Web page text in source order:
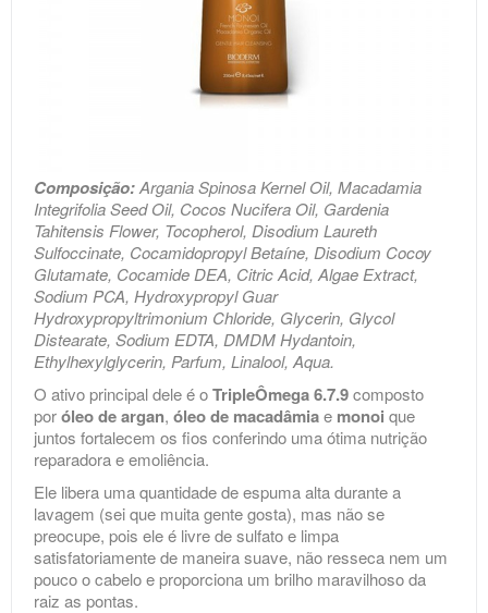
Composição:Argania Spinosa Kernel Oil, Macadamia
Integrifolia Seed Oil, Cocos Nucifera Oil, Gardenia
Tahitensis Flower, Tocopherol, Disodium Laureth
Sulfoccinate, Cocamidopropyl Betaíne, Disodium Cocoy
Glutamate, Cocamide DEA, Citric Acid, Algae Extract,
Sodium PCA, Hydroxypropyl Guar
Hydroxypropyltrimonium Chloride, Glycerin, Glycol
Distearate, Sodium EDTA, DMDM Hydantoin,
Ethylhexylglycerin, Parfum, Linalool, Aqua.
O ativo principal dele é oTripleÔmega 6.7.9composto
poróleo de argan, óleo de macadâmiae monoi que
juntos fortalecem os fios conferindo uma ótima nutrição
reparadora e emoliência.
Ele libera uma quantidade de espuma alta durante a
lavagem (sei que muita gente gosta), mas não se
preocupe, pois ele é livre de sulfato e limpa
satisfatoriamente de maneira suave, não resseca nem um
pouco o cabelo e proporciona um brilho maravilhoso da
raiz as pontas.